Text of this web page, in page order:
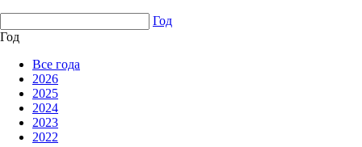
Год
Год
Все года
2026
2025
2024
2023
2022